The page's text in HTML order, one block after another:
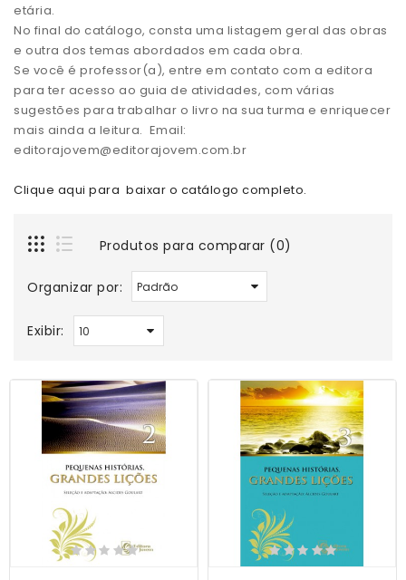
etária.
No final do catálogo, consta uma listagem geral das obras
e outra dos temas abordados em cada obra.
Se você é professor(a), entre em contato com a editora
para ter acesso ao guia de atividades, com várias
sugestões para trabalhar o livro na sua turma e enriquecer
mais ainda a leitura. Email:
editorajovem@editorajovem.com.br
Clique aqui para baixar o catálogo completo.
Produtos para comparar (0)
Organizar por:
Exibir: